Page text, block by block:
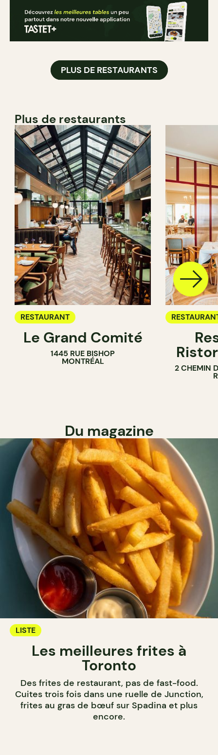
PLUS DE RESTAURANTS
Plus de restaurants
RESTAURANT
Le Grand Comité
1445 RUE BISHOP
MONTRÉAL
2 CHEMIN
Du magazine
LISTE
Les meilleures frites à
Toronto
Des frites de restaurant, pas de fast-food.
Cuites trois fois dans une ruelle de Junction,
frites au gras de bœuf sur Spadina et plus
encore.